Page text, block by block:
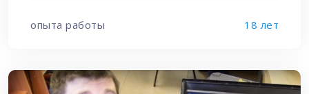
опыта работы 18 лет